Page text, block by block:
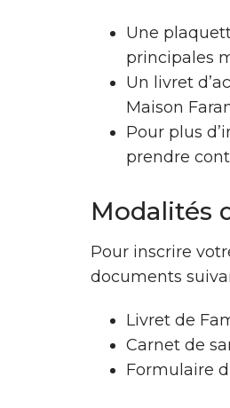
Une
principales
Un livret
Maison
Pour plus
prendre
Modalités
Pour inscrire
documents
Livret de
Carnet de
Formulaire